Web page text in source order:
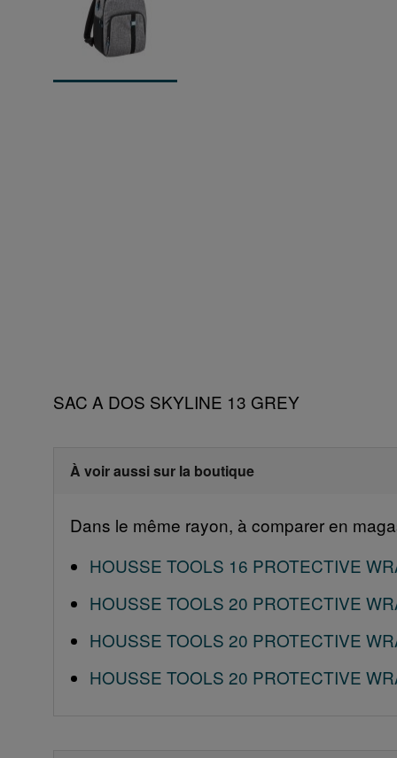
SAC A DOS SKYLINE 13 GREY
À voir aussi sur la boutique
Dans le même rayon, à comparer en
HOUSSE TOOLS 16 PROTECTIVE
HOUSSE TOOLS 20 PROTECTIVE
HOUSSE TOOLS 20 PROTECTIVE
HOUSSE TOOLS 20 PROTECTIVE